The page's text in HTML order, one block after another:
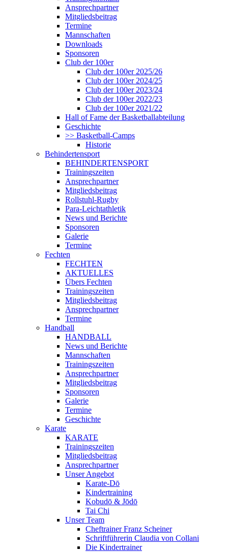
Ansprechpartner
Mitgliedsbeitrag
Termine
Mannschaften
Downloads
Sponsoren
Club der 100er
Club der 100er 2025/26
Club der 100er 2024/25
Club der 100er 2023/24
Club der 100er 2022/23
Club der 100er 2021/22
Hall of Fame der Basketballabteilung
Geschichte
>> Basketball-Camps
Historie
Behindertensport
BEHINDERTENSPORT
Trainingszeiten
Ansprechpartner
Mitgliedsbeitrag
Rollstuhl-Rugby
Para-Leichtathletik
News und Berichte
Sponsoren
Galerie
Termine
Fechten
FECHTEN
AKTUELLES
Übers Fechten
Trainingszeiten
Mitgliedsbeitrag
Ansprechpartner
Termine
Handball
HANDBALL
News und Berichte
Mannschaften
Trainingszeiten
Ansprechpartner
Mitgliedsbeitrag
Sponsoren
Galerie
Termine
Geschichte
Karate
KARATE
Trainingszeiten
Mitgliedsbeitrag
Ansprechpartner
Unser Angebot
Karate-Dō
Kindertraining
Kobudō & Jōdō
Tai Chi
Unser Team
Cheftrainer Franz Scheiner
Schriftführerin Claudia von Collani
Die Kindertrainer